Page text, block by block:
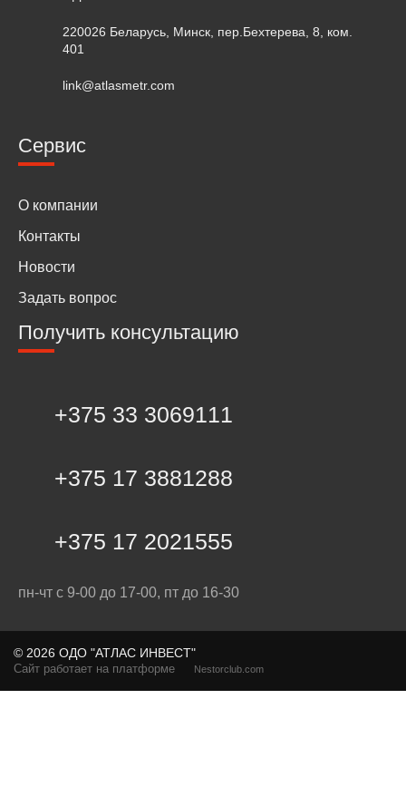
220026 Беларусь, Минск, пер.Бехтерева, 8, ком.
401
link@atlasmetr.com
Сервис
О компании
Контакты
Новости
Задать вопрос
Получить консультацию
+375 33 3069111
+375 17 3881288
+375 17 2021555
пн-чт с 9-00 до 17-00, пт до 16-30
© 2026 ОДО "АТЛАС ИНВЕСТ"
Сайт работает на платформе Nestorclub.com